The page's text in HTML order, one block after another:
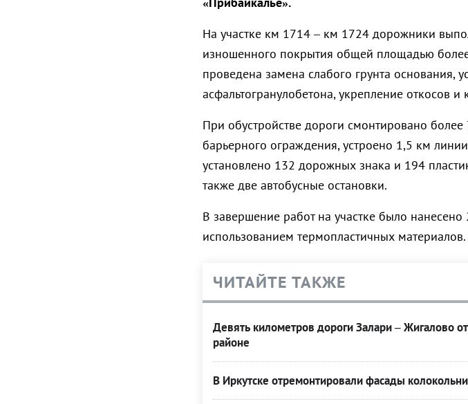
На участке км 1714 – км 1724 дорожники
изношенного покрытия общей площадью
проведена замена слабого грунта основания,
асфальтогранулобетона, укрепление откосов и
При обустройстве дороги смонтировано более
барьерного ограждения, устроено 1,5 км
установлено 132 дорожных знака и 194
также две автобусные остановки.
В завершение работ на участке было
использованием термопластичных материалов.
ЧИТАЙТЕ ТАКЖЕ
Девять километров дороги Залари – Жигалово
районе
В Иркутске отремонтировали фасады